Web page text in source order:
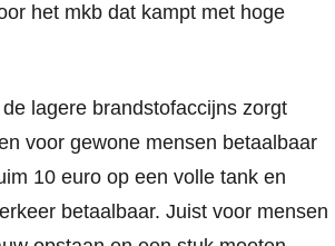
het mkb dat kampt met hoge
lagere brandstofaccijns zorgt
voor gewone mensen betaalbaar
10 euro op een volle tank en
betaalbaar. Juist voor mensen